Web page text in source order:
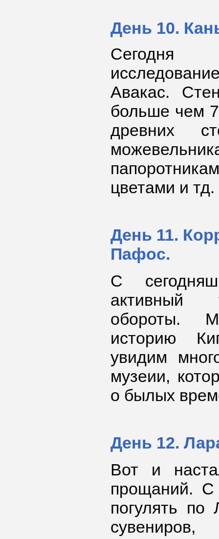
День 10.
Авакас.
больше чем
древних
цветами и тд.
День 11.
Пафос.
С
активный
обороты.
историю
увидим
музеии,
о былых
День 12.
Вот и
прощаний. С
погулять по